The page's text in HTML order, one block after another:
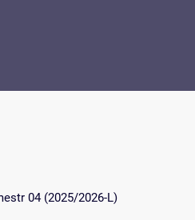
04 (2025/2026-L)